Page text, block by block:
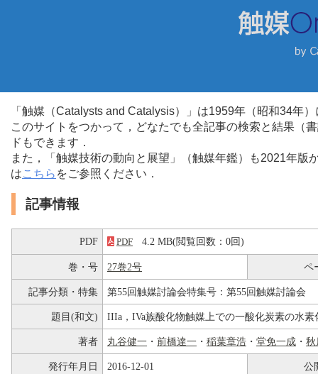
「触媒（Catalysts and Catalysis）」は1959年（昭和34年
このサイトをつかって，どなたでも全記事の検索と結果（
ドもできます．
また，「触媒技術の動向と展望」（触媒年鑑）も2021年
はこちら をご参照ください．
記事情報
PDF PDF 4.2 MB(閲覧回数：0回)
巻・号 27巻2号 ペ
記事分類・特集 第55回触媒討論会特集号：第55回触媒討論会
題目(和文) IIIa，IVa族酸化物触媒上での一酸化炭素の水素
著者 丸谷健一 ・ 前橋達一 ・ 稲葉章浩 ・ 堂免一成 ・ 秋
発行年月日 2016-12-01 公